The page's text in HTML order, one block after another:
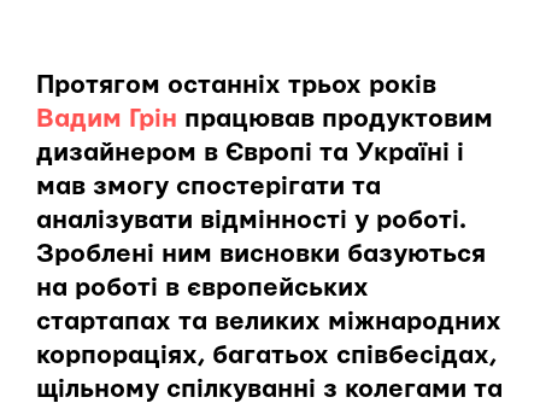
Протягом останніх трьох років
Вадим Грін працював продуктовим
дизайнером в Європі та Україні і
мав змогу спостерігати та
аналізувати відмінності у роботі.
Зроблені ним висновки базуються
на роботі в європейських
стартапах та великих міжнародних
корпораціях, багатьох співбесідах,
щільному спілкуванні з колегами та